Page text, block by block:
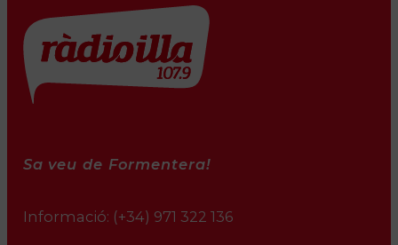
Sa veu de Formentera!
Informació: (+34) 971 322 136